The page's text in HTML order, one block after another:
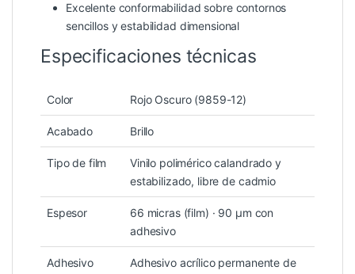
Excelente conformabilidad sobre contornos
sencillos y estabilidad dimensional
Especificaciones técnicas
Color Rojo Oscuro (9859-12)
Acabado Brillo
Tipo de film
Vinilo polimérico calandrado y
estabilizado, libre de cadmio
Espesor
66 micras (film) · 90 µm con
adhesivo
Adhesivo Adhesivo acrílico permanente de